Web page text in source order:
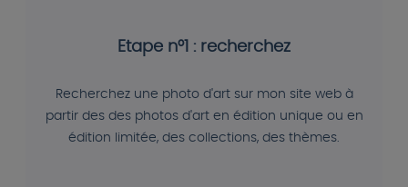
Etape n°1 : recherchez
Recherchez une photo d'art sur mon site web à
partir des des photos d'art en édition unique ou en
édition limitée, des collections, des thèmes.